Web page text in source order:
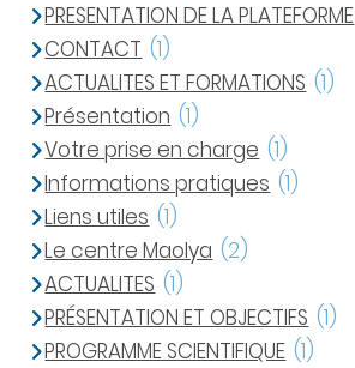
PRESENTATION DE LA PLATEFORME
CONTACT (1)
ACTUALITES ET FORMATIONS (1)
Présentation (1)
Votre prise en charge (1)
Informations pratiques (1)
Liens utiles (1)
Le centre Maolya (2)
ACTUALITES (1)
PRÉSENTATION ET OBJECTIFS (1)
PROGRAMME SCIENTIFIQUE (1)